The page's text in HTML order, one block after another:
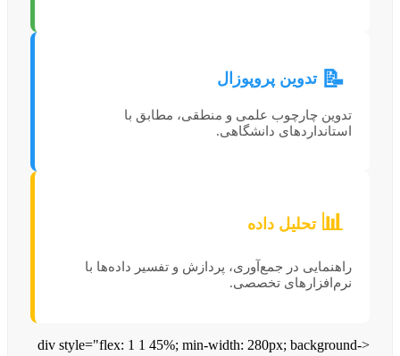
📝 تدوین پروپوزال
تدوین چارچوب علمی و منطقی، مطابق با
استانداردهای دانشگاهی.
📊 تحلیل داده
راهنمایی در جمع‌آوری، پردازش و تفسیر داده‌ها با
نرم‌افزارهای تخصصی.
<div style="flex: 1 1 45%; min-width: 280px; background-